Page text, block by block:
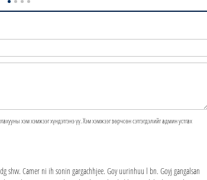
хэм хэмжээг хүндэтгэнэ үү. Хэм хэмжээг зөрчсөн сэтгэгдэлийг админ устгах
shvv. Camer ni ih sonin gargachhjee. Goy uurinhuu l bn. Goyj gangalsan